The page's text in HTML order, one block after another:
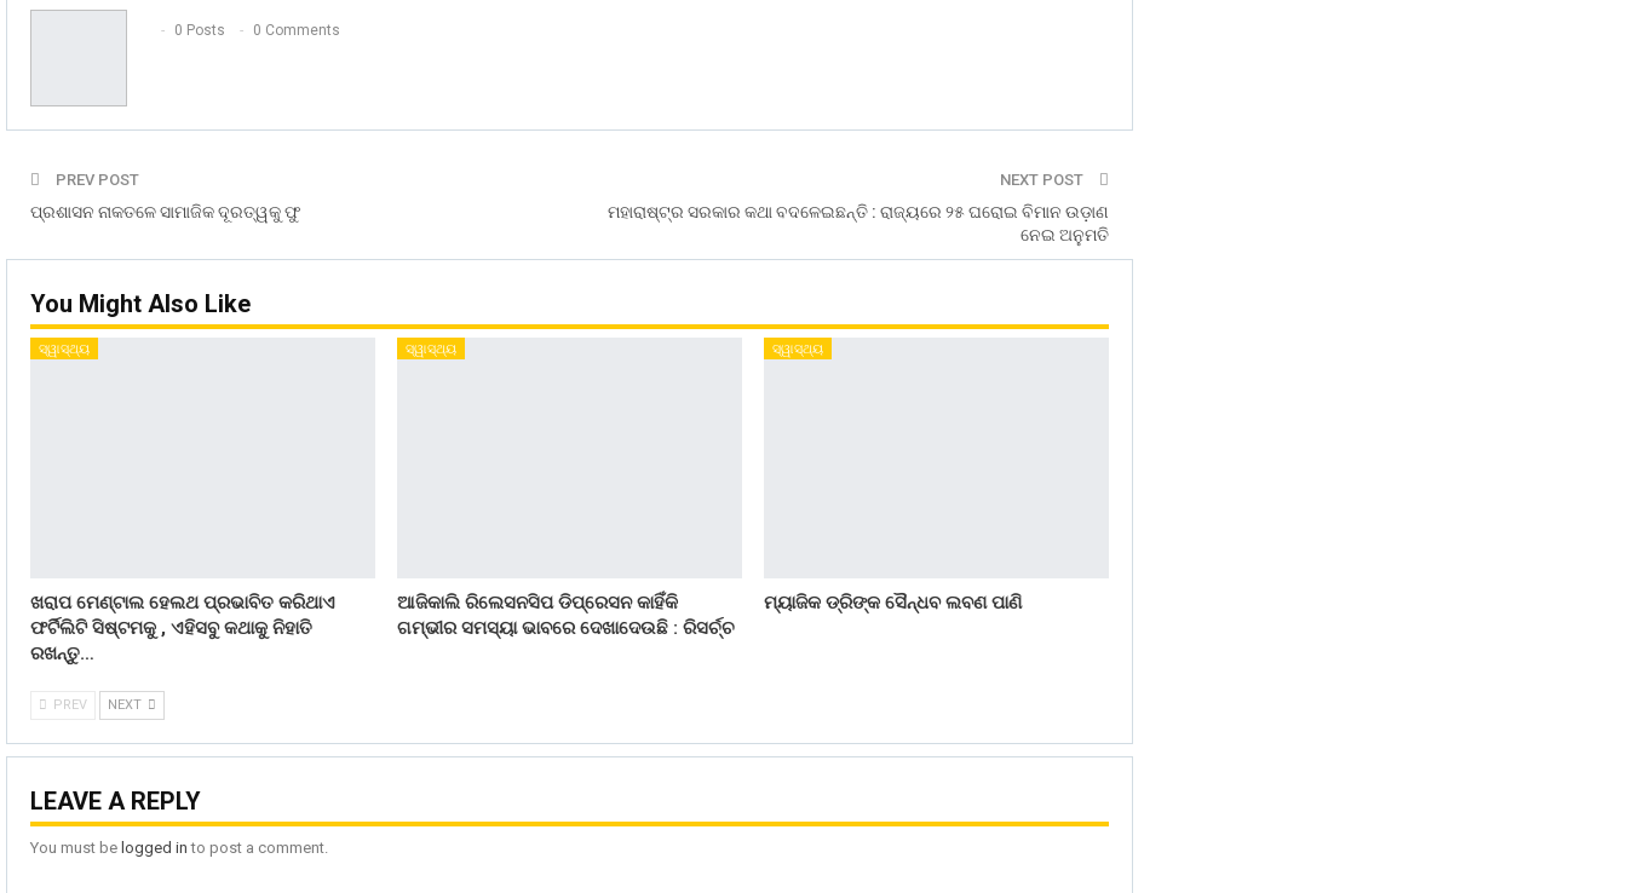
0 Posts 0 Comments
PREV POST
ପ୍ରଶାସନ ନାକତଳେ ସାମାଜିକ ଦୂରତ୍ୱକୁ ଫୁ
NEXT POST
ମହାରାଷ୍ଟ୍ର ସରକାର କଥା ବଦଳେଇଛନ୍ତି : ରାଜ୍ୟରେ ୨୫ ଘରୋଇ ବିମାନ ଉଡ଼ାଣ
ନେଇ ଅନୁମତି
You Might Also Like
ସ୍ୱାସ୍ଥ୍ୟ
ଖରାପ ମେଣ୍ଟାଲ ହେଲଥ ପ୍ରଭାବିତ କରିଥାଏ
ଫର୍ଟିଲିଟି ସିଷ୍ଟମକୁ , ଏହିସବୁ କଥାକୁ ନିହାତି
ରଖନ୍ତୁ…
ସ୍ୱାସ୍ଥ୍ୟ
ଆଜିକାଲି ରିଲେସନସିପ ଡିପ୍ରେସନ କାହିଁକି
ଗମ୍ଭୀର ସମସ୍ୟା ଭାବରେ ଦେଖାଦେଉଛି : ରିସର୍ଚ୍ଚ
ସ୍ୱାସ୍ଥ୍ୟ
ମ୍ୟାଜିକ ଡ୍ରିଙ୍କ ସୈନ୍ଧବ ଲବଣ ପାଣି
PREV NEXT
LEAVE A REPLY
You must be logged in to post a comment.